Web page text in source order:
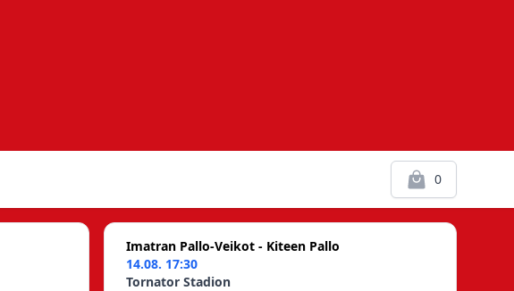
0
Kassalle
Imatran Pallo-Veikot - Kiteen Pallo
14.08. 17:30
Tornator Stadion